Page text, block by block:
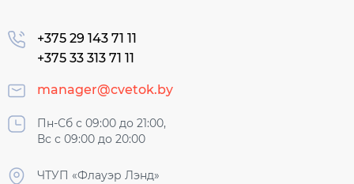
+375 29 143 71 11
+375 33 313 71 11
manager@cvetok.by
Пн-Сб с 09:00 до 21:00,
Вс с 09:00 до 20:00
ЧТУП «Флауэр Лэнд»